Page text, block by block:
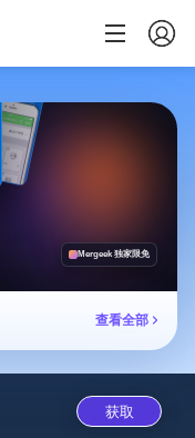
Mergeek 独家限免
查看全部
获取